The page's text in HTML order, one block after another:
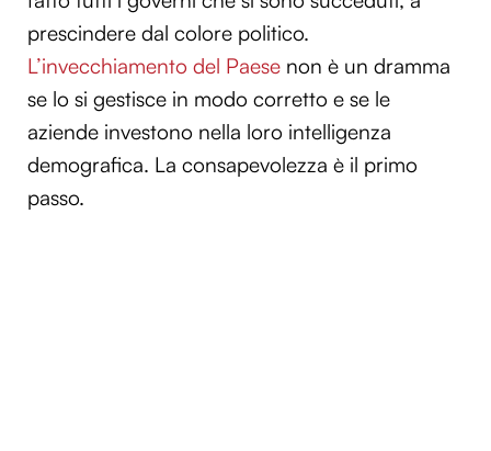
prescindere dal colore politico.
L’invecchiamento del Paese non è un dramma
se lo si gestisce in modo corretto e se le
aziende investono nella loro intelligenza
demografica. La consapevolezza è il primo
passo.